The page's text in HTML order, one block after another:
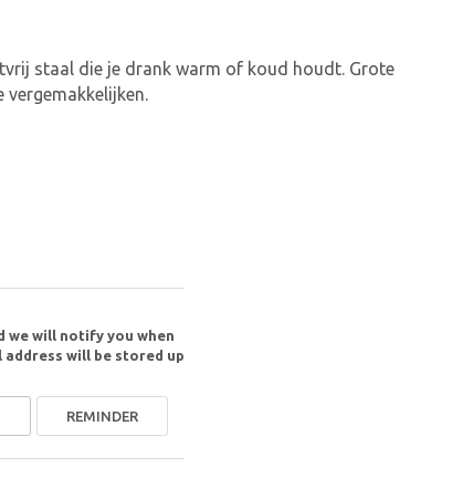
staal die je drank warm of koud houdt. Grote
we will notify you when
will be stored up
REMINDER